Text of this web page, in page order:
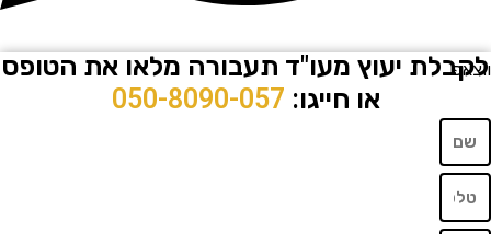
יעוץ מעו"ד תעבורה מלאו את הטופס
או חייגו:050-8090-057